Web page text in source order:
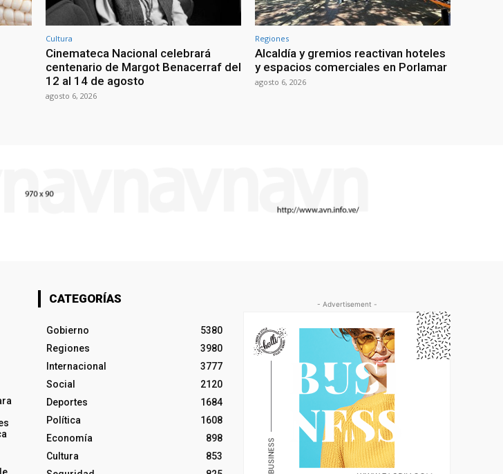
Cultura
Cinemateca Nacional celebrará
centenario de Margot Benacerraf del
12 al 14 de agosto
agosto 6, 2026
Regiones
Alcaldía y gremios reactivan hoteles
y espacios comerciales en Porlamar
agosto 6, 2026
CATEGORÍAS
Gobierno
5380
Regiones
3980
Internacional
3777
Social
2120
Deportes
1684
Política
1608
Economía
898
Cultura
853
- Advertisement -